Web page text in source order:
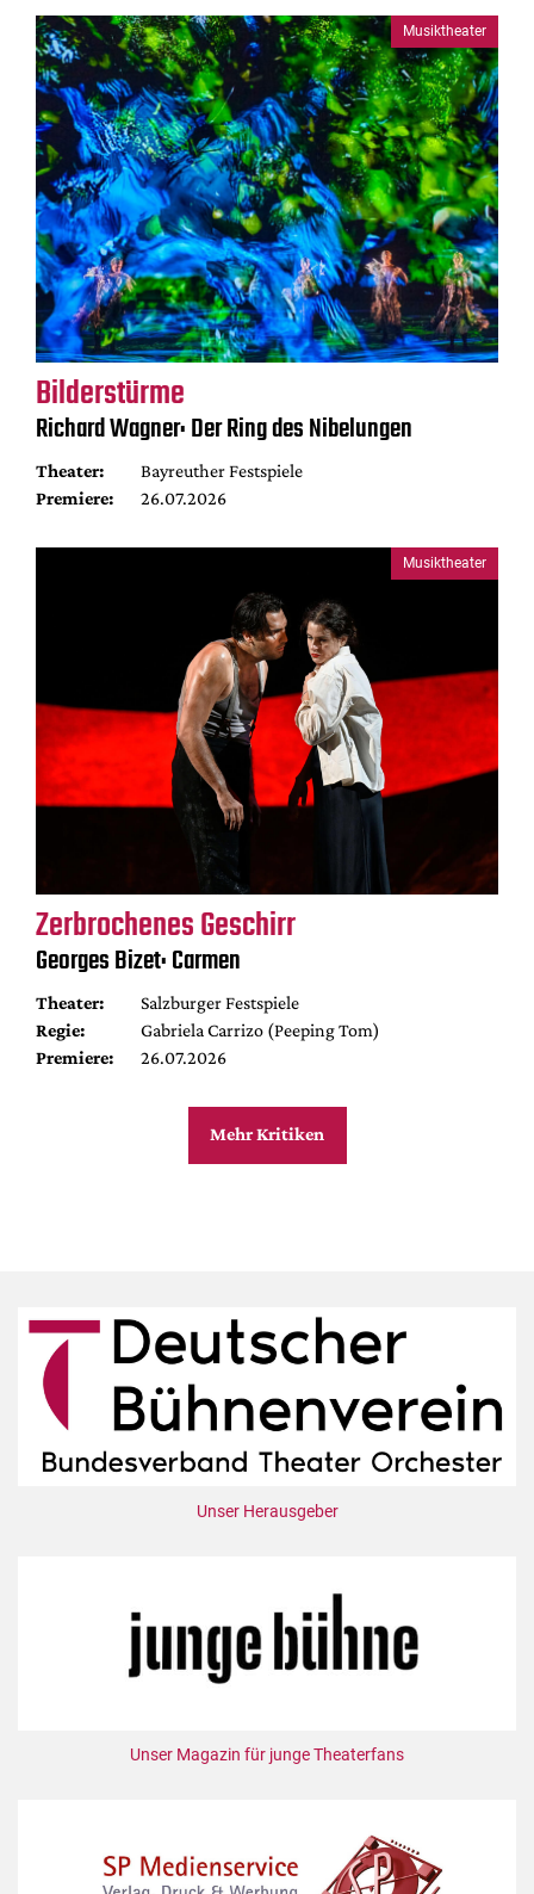
Musiktheater
Bilderstürme
Richard Wagner: Der Ring des Nibelungen
Theater:
Bayreuther Festspiele
Premiere:
26.07.2026
Musiktheater
Zerbrochenes Geschirr
Georges Bizet: Carmen
Theater:
Salzburger Festspiele
Regie:
Gabriela Carrizo (Peeping Tom)
Premiere:
26.07.2026
Mehr Kritiken
Unser Herausgeber
Unser Magazin für junge Theaterfans